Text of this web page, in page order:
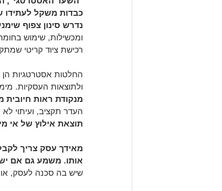
כבדות משקל לעתידו
נדרש סינון צפוף
ומכשילות, שימוש
רכישת ציוד קריטי
החלטות אסטרטגיות
ולתוצאות העסקיות.
מנקודת ראות
העדר תקציב, ועיתוי לא
תוצאת אילוץ של אי
מאידך עסק צריך
אותו. משמע גם אם יש
שיש בה סכנה לעסק, או